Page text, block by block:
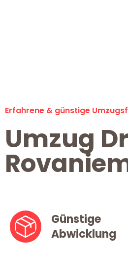
Erfahrene & günstige
Umzug
Günstige
Abwicklung